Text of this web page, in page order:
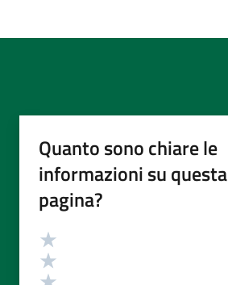
Quanto sono chiare le
informazioni su questa
pagina?
Valutazione